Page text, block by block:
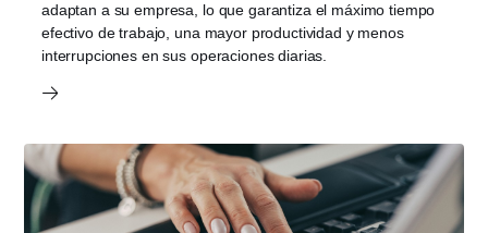
adaptan a su empresa, lo que garantiza el máximo tiempo
efectivo de trabajo, una mayor productividad y menos
interrupciones en sus operaciones diarias.